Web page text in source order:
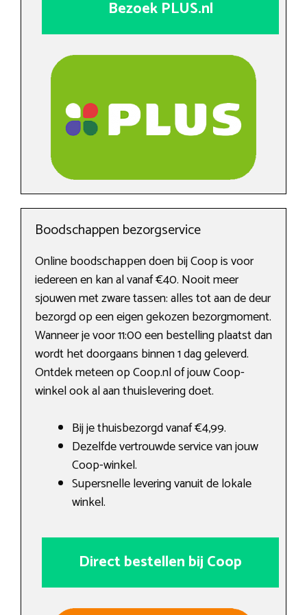
Bezoek PLUS.nl
Boodschappen bezorgservice
Online boodschappen doen bij Coop is voor
iedereen en kan al vanaf €40. Nooit meer
sjouwen met zware tassen: alles tot aan de deur
bezorgd op een eigen gekozen bezorgmoment.
Wanneer je voor 11:00 een bestelling plaatst dan
wordt het doorgaans binnen 1 dag geleverd.
Ontdek meteen op Coop.nl of jouw Coop-
winkel ook al aan thuislevering doet.
Bij je thuisbezorgd vanaf €4,99.
Dezelfde vertrouwde service van jouw
Coop-winkel.
Supersnelle levering vanuit de lokale
winkel.
Direct bestellen bij Coop